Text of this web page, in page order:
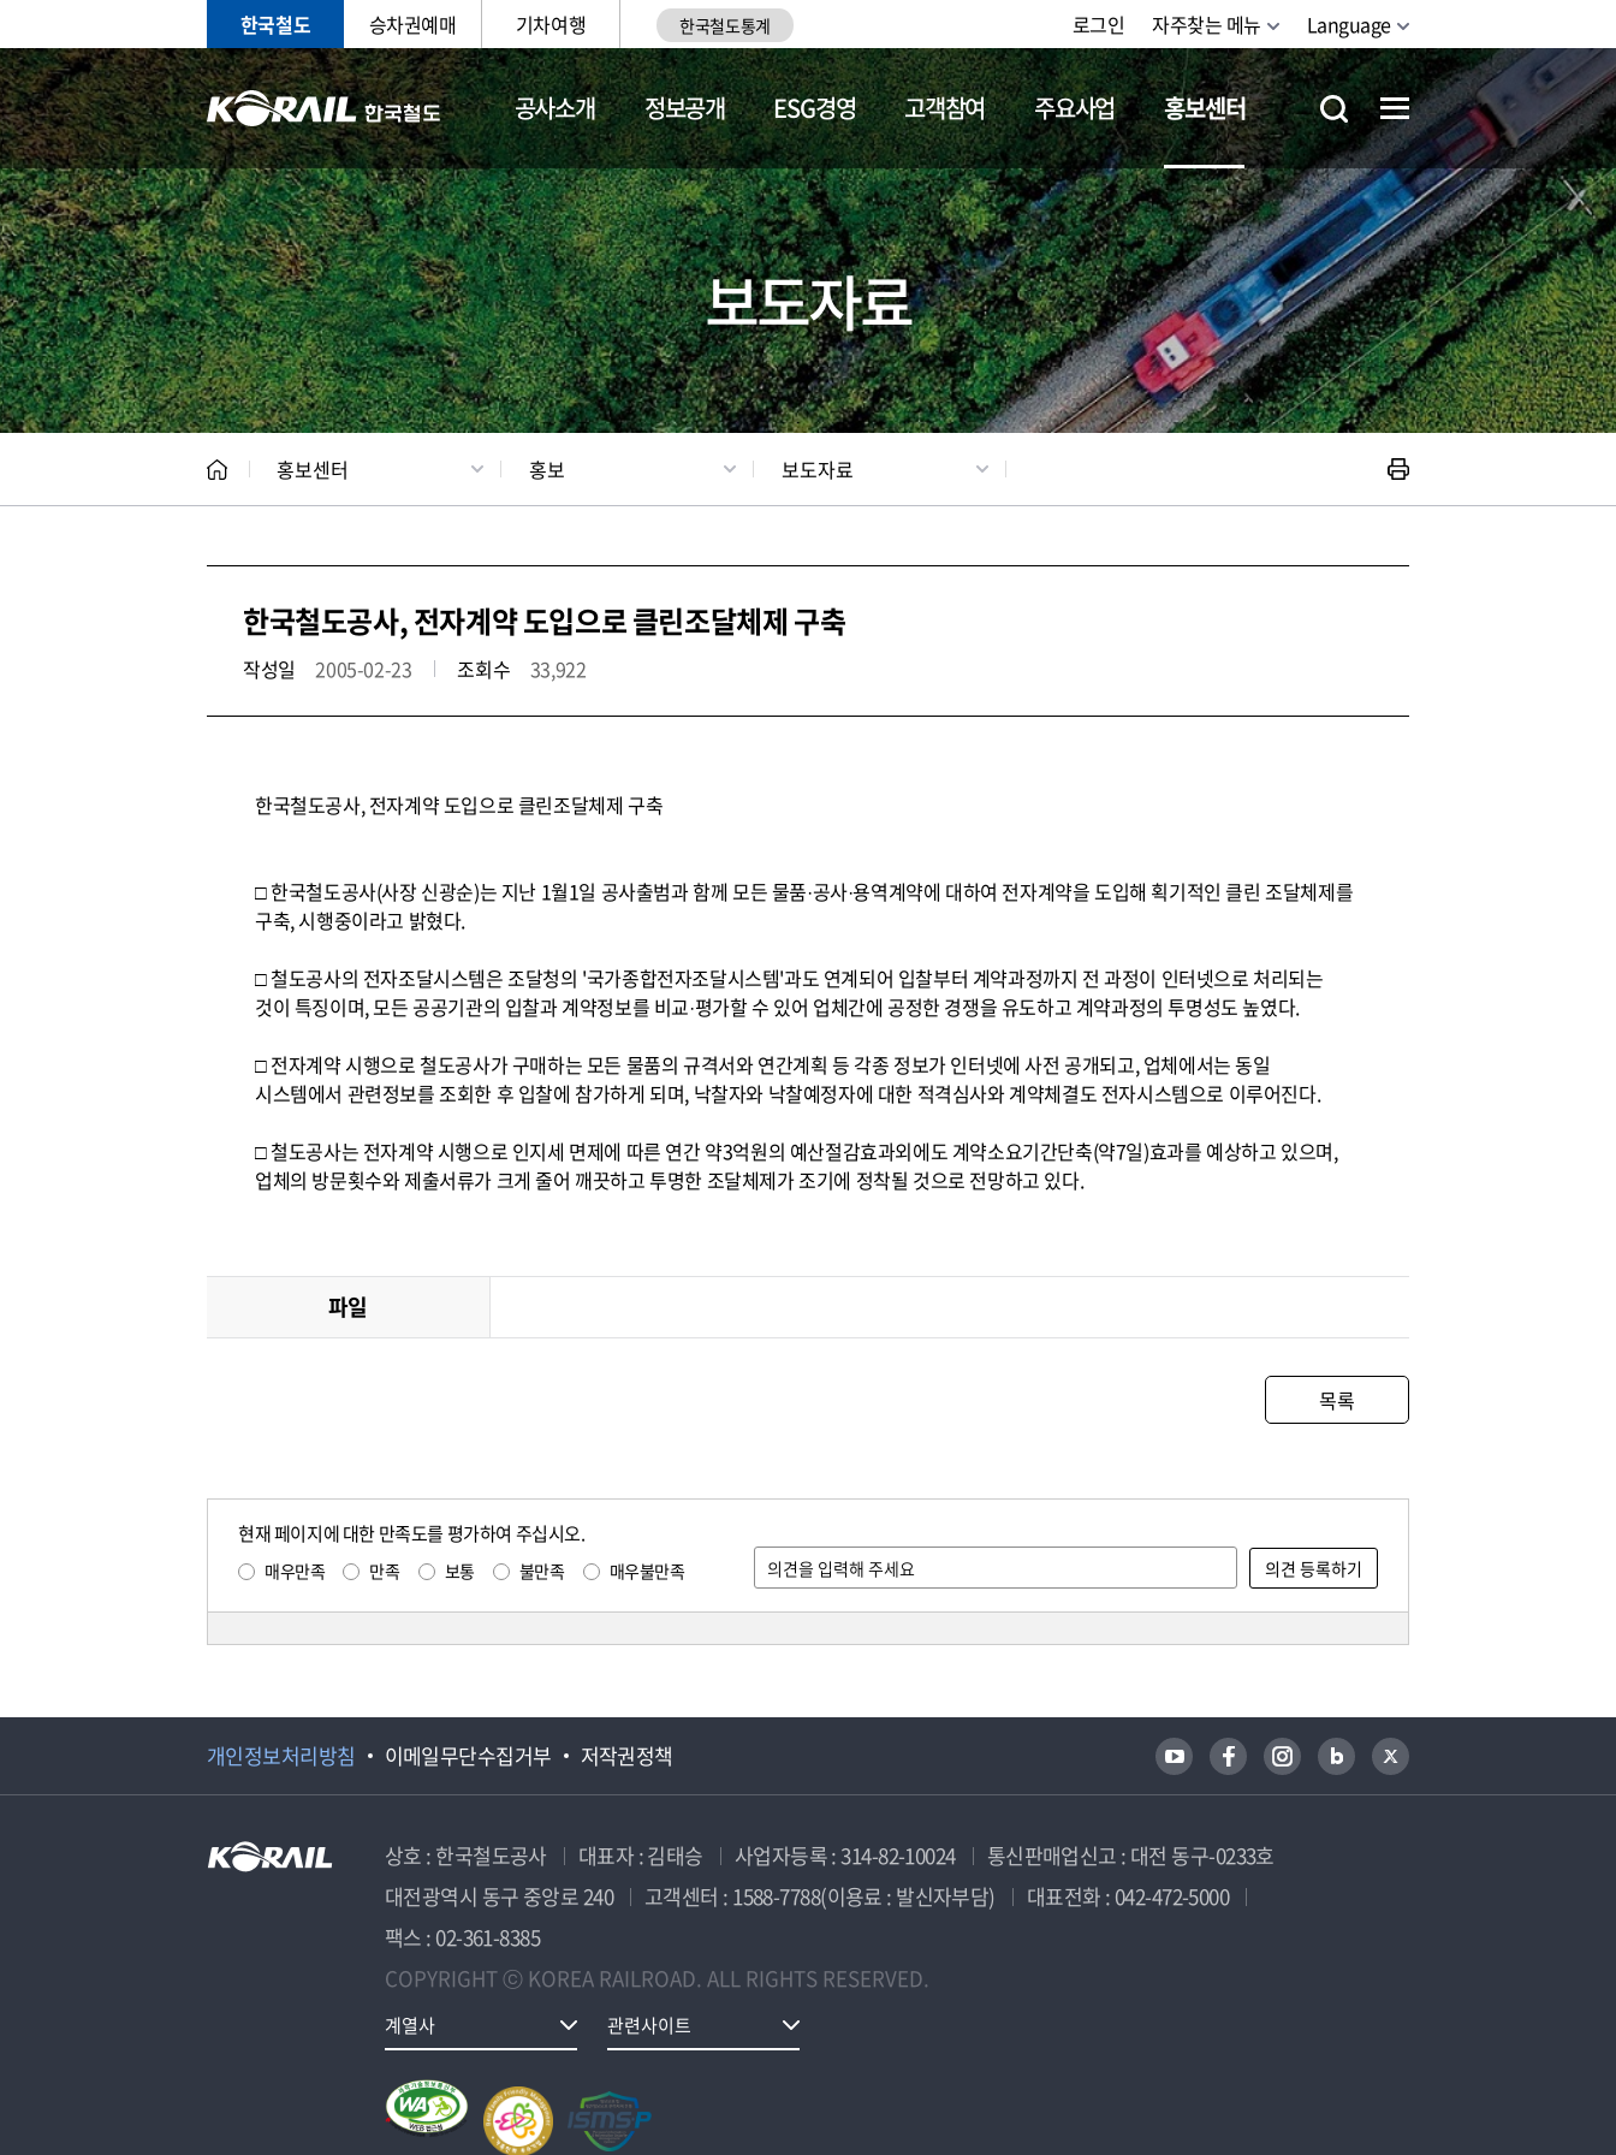
한국철도 승차권예매 기차여행 한국철도통계 로그인 자주찾는 메뉴 Language
공사소개 정보공개 ESG경영 고객참여 주요사업 홍보센터
홍보 문화사업 갤러리 기차소개 철도체험
보도자료
홍보센터 홍보 보도자료
한국철도공사, 전자계약 도입으로 클린조달체제 구축
작성일 2005-02-23 조회수 33,922
한국철도공사, 전자계약 도입으로 클린조달체제 구축
□ 한국철도공사(사장 신광순)는 지난 1월1일 공사출범과 함께 모든 물품·공사·용역계약에 대하여 전자계약을 도입해 획기적인 클린 조달체제를
구축, 시행중이라고 밝혔다.
□ 철도공사의 전자조달시스템은 조달청의 '국가종합전자조달시스템'과도 연계되어 입찰부터 계약과정까지 전 과정이 인터넷으로 처리되는
것이 특징이며, 모든 공공기관의 입찰과 계약정보를 비교·평가할 수 있어 업체간에 공정한 경쟁을 유도하고 계약과정의 투명성도 높였다.
□ 전자계약 시행으로 철도공사가 구매하는 모든 물품의 규격서와 연간계획 등 각종 정보가 인터넷에 사전 공개되고, 업체에서는 동일
시스템에서 관련정보를 조회한 후 입찰에 참가하게 되며, 낙찰자와 낙찰예정자에 대한 적격심사와 계약체결도 전자시스템으로 이루어진다.
□ 철도공사는 전자계약 시행으로 인지세 면제에 따른 연간 약3억원의 예산절감효과외에도 계약소요기간단축(약7일)효과를 예상하고 있으며,
업체의 방문횟수와 제출서류가 크게 줄어 깨끗하고 투명한 조달체제가 조기에 정착될 것으로 전망하고 있다.
파일
목록
현재 페이지에 대한 만족도를 평가하여 주십시오.
매우만족 만족 보통 불만족 매우불만족
개인정보처리방침 이메일무단수집거부 저작권정책
상호 : 한국철도공사 대표자 : 김태승 사업자등록 : 314-82-10024
통신판매업신고 : 대전 동구-0233호
대전광역시 동구 중앙로 240
고객센터 : 1588-7788(이용료 : 발신자부담)
대표전화 : 042-472-5000
팩스 : 02-361-8385
COPYRIGHT ⓒ KOREA RAILROAD. ALL RIGHTS RESERVED.
계열사 관련사이트